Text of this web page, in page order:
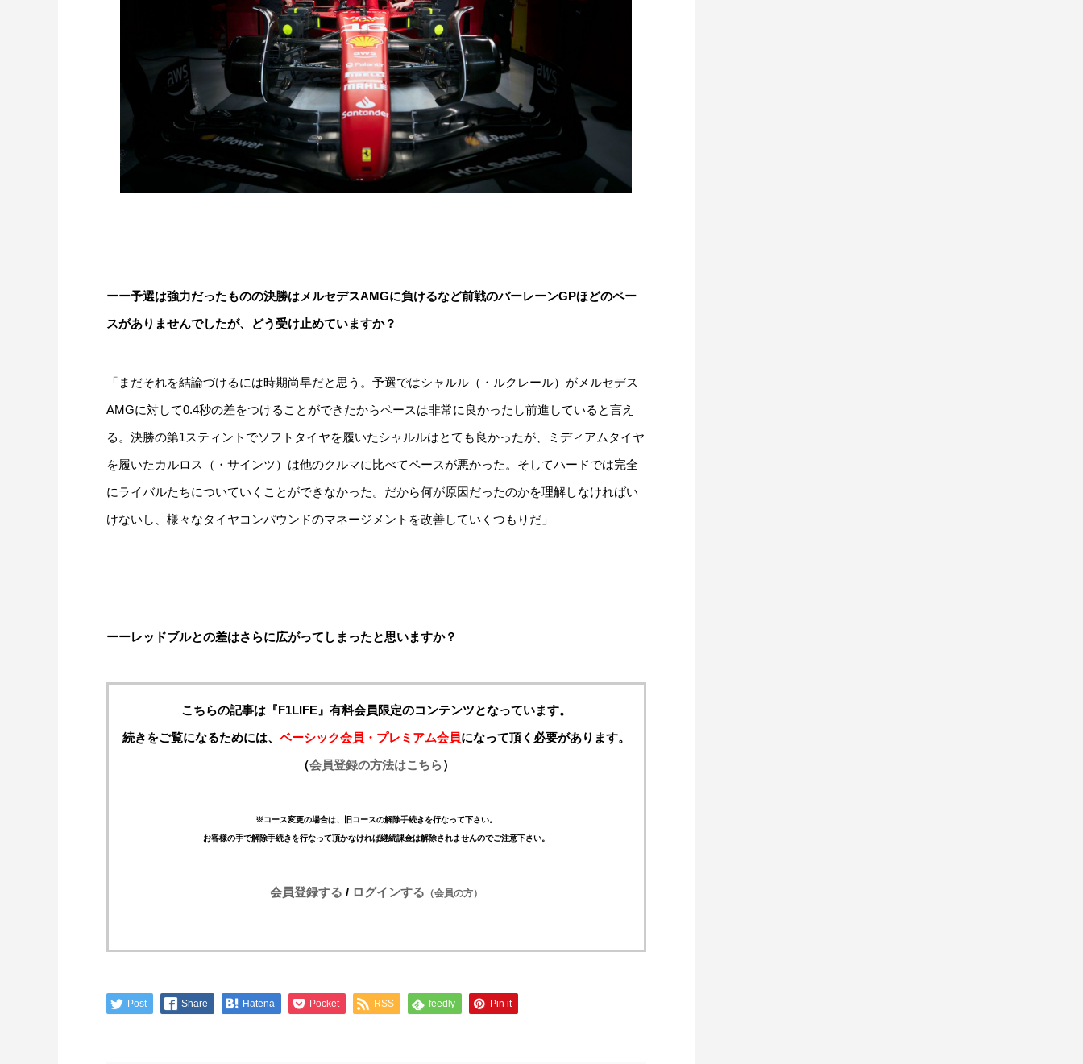
ーー予選は強力だったものの決勝はメルセデスAMGに負けるなど前戦のバーレーンGPほどのペー
スがありませんでしたが、どう受け止めていますか？
「まだそれを結論づけるには時期尚早だと思う。予選ではシャルル（・ルクレール）がメルセデス
AMGに対して0.4秒の差をつけることができたからペースは非常に良かったし前進していると言え
る。決勝の第1スティントでソフトタイヤを履いたシャルルはとても良かったが、ミディアムタイヤ
を履いたカルロス（・サインツ）は他のクルマに比べてペースが悪かった。そしてハードでは完全
にライバルたちについていくことができなかった。だから何が原因だったのかを理解しなければい
けないし、様々なタイヤコンパウンドのマネージメントを改善していくつもりだ」
ーーレッドブルとの差はさらに広がってしまったと思いますか？
こちらの記事は『F1LIFE』有料会員限定のコンテンツとなっています。
続きをご覧になるためには、 ベーシック会員・プレミアム会員になって頂く必要があります。
（会員登録の方法はこちら）
※コース変更の場合は、旧コースの解除手続きを行なって下さい。
お客様の手で解除手続きを行なって頂かなければ継続課金は解除されませんのでご注意下さい。
会員登録する / ログインする （会員の方）
Post Share Hatena Pocket RSS feedly Pin it